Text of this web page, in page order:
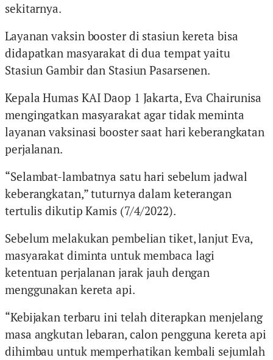
sekitarnya.
Layanan vaksin booster di stasiun kereta bisa
didapatkan masyarakat di dua tempat yaitu
Stasiun Gambir dan Stasiun Pasarsenen.
Kepala Humas KAI Daop 1 Jakarta, Eva Chairunisa
mengingatkan masyarakat agar tidak meminta
layanan vaksinasi booster saat hari keberangkatan
perjalanan.
“Selambat-lambatnya satu hari sebelum jadwal
keberangkatan,” tuturnya dalam keterangan
tertulis dikutip Kamis (7/4/2022).
Sebelum melakukan pembelian tiket, lanjut Eva,
masyarakat diminta untuk membaca lagi
ketentuan perjalanan jarak jauh dengan
menggunakan kereta api.
“Kebijakan terbaru ini telah diterapkan menjelang
masa angkutan lebaran, calon pengguna kereta api
dihimbau untuk memperhatikan kembali sejumlah